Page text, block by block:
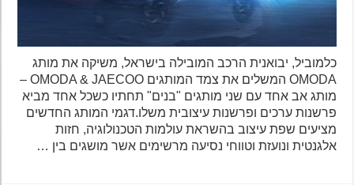
כלמוביל, יבואנית הרכב המובילה בישראל, משיקה את מותג
OMODA המשלים את צמד המותגים OMODA & JAECOO –
מותג אב אחד עם שני מותגים "בנים" תחתיו כשכל אחד מביא
פרשנות ערכים ופרשנות עיצובית משלו.דגמי המותג החדשים
מציעים שפת עיצוב בהשראת עולמות הטכנולוגיה, חזות
אלגנטית ונועזת וטווחי נסיעה מרשימים אשר מושגים בין …